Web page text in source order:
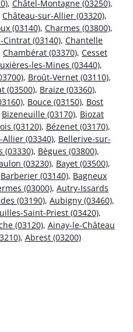
, Châtel-Montagne (03250),
Château-sur-Allier (03320),
(03140), Charmes (03800),
Cintrat (03140), Chantelle
Chambérat (03370), Cesset
les-Mines (03440),
, Broût-Vernet (03110),
(03500), Braize (03360),
, Bouce (03150), Bost
Bizeneuille (03170), Biozat
(03120), Bézenet (03170),
Allier (03340), Bellerive-sur-
(03330), Bègues (03800),
(03230), Bayet (03500),
Barberier (03140), Bagneux
(03000), Autry-Issards
(03190), Aubigny (03460),
Saint-Priest (03420),
(03120), Ainay-le-Château
, Abrest (03200)